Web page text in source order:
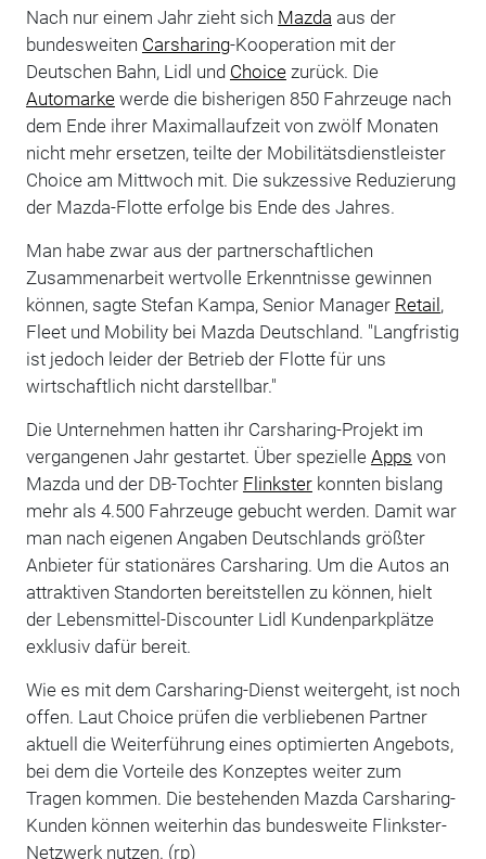
Nach nur einem Jahr zieht sich Mazda aus der
bundesweiten Carsharing-Kooperation mit der
Deutschen Bahn, Lidl und Choicezurück. Die
Automarkewerde die bisherigen 850 Fahrzeuge nach
dem Ende ihrer Maximallaufzeit von zwölf Monaten
nicht mehr ersetzen, teilte der Mobilitätsdienstleister
Choice am Mittwoch mit. Die sukzessive Reduzierung
der Mazda-Flotte erfolge bis Ende des Jahres.
Man habe zwar aus der partnerschaftlichen
Zusammenarbeit wertvolle Erkenntnisse gewinnen
können, sagte Stefan Kampa, Senior Manager Retail,
Fleet und Mobility bei Mazda Deutschland. "Langfristig
ist jedoch leider der Betrieb der Flotte für uns
wirtschaftlich nicht darstellbar."
Die Unternehmen hatten ihr Carsharing-Projekt im
vergangenen Jahr gestartet. Über spezielle Apps von
Mazda und der DB-Tochter Flinksterkonnten bislang
mehr als 4.500 Fahrzeuge gebucht werden. Damit war
man nach eigenen Angaben Deutschlands größter
Anbieter für stationäres Carsharing. Um die Autos an
attraktiven Standorten bereitstellen zu können, hielt
der Lebensmittel-Discounter Lidl Kundenparkplätze
exklusiv dafür bereit.
Wie es mit dem Carsharing-Dienst weitergeht, ist noch
offen. Laut Choice prüfen die verbliebenen Partner
aktuell die Weiterführung eines optimierten Angebots,
bei dem die Vorteile des Konzeptes weiter zum
Tragen kommen. Die bestehenden Mazda Carsharing-
Kunden können weiterhin das bundesweite Flinkster-
Netzwerk nutzen. (rp)